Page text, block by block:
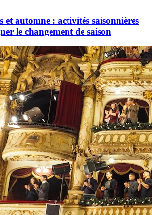
et automne : activités saisonnières
le changement de saison